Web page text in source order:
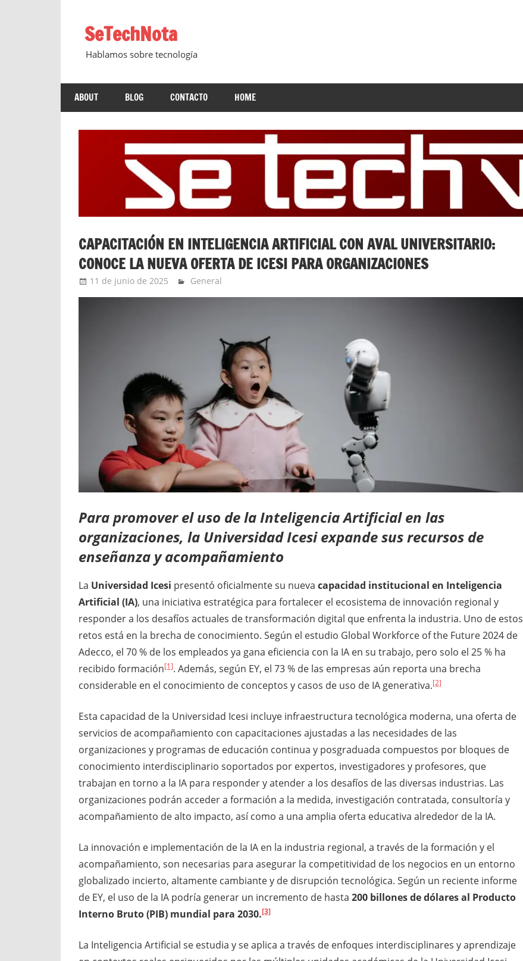
contenidoSeTechNota
Hablamos sobre tecnología
ABOUT BLOG CONTACTO HOME
CAPACITACIÓN EN INTELIGENCIA ARTIFICIAL CON AVAL UNIVERSITARIO:
CONOCE LA NUEVA OFERTA DE ICESI PARA ORGANIZACIONES
11 de junio de 2025 Ernesto Herrera
General
Para promover el uso de la Inteligencia Artificial en las
organizaciones, la Universidad Icesi expande sus recursos de
enseñanza y acompañamiento
La Universidad Icesi presentó oficialmente su nueva capacidad institucional en Inteligencia
Artificial (IA), una iniciativa estratégica para fortalecer el ecosistema de innovación regional y
responder a los desafíos actuales de transformación digital que enfrenta la industria. Uno de estos
retos está en la brecha de conocimiento. Según el estudio Global Workforce of the Future 2024 de
Adecco, el 70 % de los empleados ya gana eficiencia con la IA en su trabajo, pero solo el 25 % ha
recibido formación[1]. Además, según EY, el 73 % de las empresas aún reporta una brecha
considerable en el conocimiento de conceptos y casos de uso de IA generativa.[2]
Esta capacidad de la Universidad Icesi incluye infraestructura tecnológica moderna, una oferta de
servicios de acompañamiento con capacitaciones ajustadas a las necesidades de las
organizaciones y programas de educación continua y posgraduada compuestos por bloques de
conocimiento interdisciplinario soportados por expertos, investigadores y profesores, que
trabajan en torno a la IA para responder y atender a los desafíos de las diversas industrias. Las
organizaciones podrán acceder a formación a la medida, investigación contratada, consultoría y
acompañamiento de alto impacto, así como a una amplia oferta educativa alrededor de la IA.
La innovación e implementación de la IA en la industria regional, a través de la formación y el
acompañamiento, son necesarias para asegurar la competitividad de los negocios en un entorno
globalizado incierto, altamente cambiante y de disrupción tecnológica. Según un reciente informe
de EY, el uso de la IA podría generar un incremento de hasta 200 billones de dólares al Producto
Interno Bruto (PIB) mundial para 2030.[3]
La Inteligencia Artificial se estudia y se aplica a través de enfoques interdisciplinares y aprendizaje